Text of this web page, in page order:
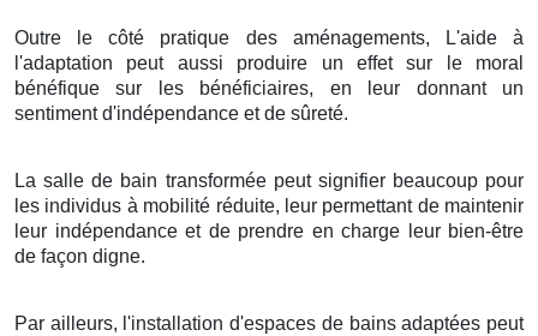
Outre le côté pratique des aménagements, L'aide à
l'adaptation peut aussi produire un effet sur le moral
bénéfique sur les bénéficiaires, en leur donnant un
sentiment d'indépendance et de sûreté.
La salle de bain transformée peut signifier beaucoup pour
les individus à mobilité réduite, leur permettant de maintenir
leur indépendance et de prendre en charge leur bien-être
de façon digne.
Par ailleurs, l'installation d'espaces de bains adaptées peut